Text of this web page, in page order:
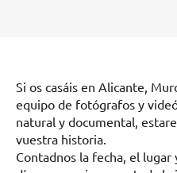
Si os casáis en Alicante,
equipo de fotógrafos y
natural y documental,
vuestra historia.
Contadnos la fecha, el